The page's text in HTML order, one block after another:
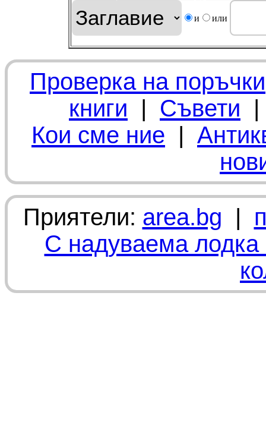
и или
Проверка на поръчки
книги | Съвети
Кои сме ние |
Приятели: area.bg |
С надуваема лодка